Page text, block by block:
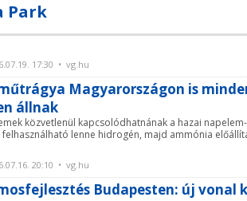
Park
17:30 • vg.hu
Magyarországon is
állnak
közvetlenül kapcsolódhatnának a hazai
lenne hidrogén, majd ammónia
20:10 • vg.hu
Budapesten: új vonal